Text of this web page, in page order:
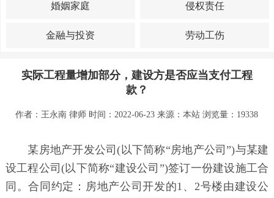
婚姻家庭 侵权责任
金融与投资 劳动工伤
实际工程量增加部分，建设方是否应当支付工程
款？
作者：王永南 律师 时间：2022-06-23 来源：本站 浏览量：19338
某房地产开发公司(以下简称“房地产公司”)与某建
设工程公司(以下简称“建设公司”)签订一份建设施工合
同。合同约定：房地产公司开发的1、2号楼由建设公